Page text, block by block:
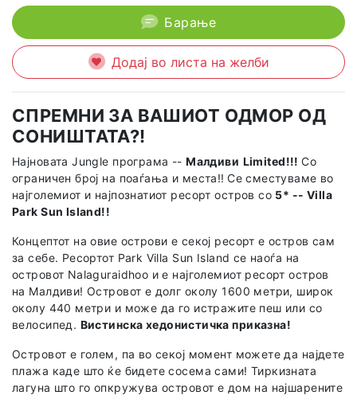
Барање
Додај во листа на желби
СПРЕМНИ ЗА ВАШИОТ ОДМОР ОД
СОНИШТАТА?!
Најновата Jungle програма --Малдиви Limited!!!Со
ограничен број на поаѓања и места!! Се сместуваме во
најголемиот и најпознатиот ресорт остров со 5* -- Villa
Park Sun Island!!
Концептот на овие острови е секој ресорт е остров сам
за себе. Ресортот Park Villa Sun Island се наоѓа на
островот Nalaguraidhoo и е најголемиот ресорт остров
на Малдиви! Островот е долг околу 1600 метри, широк
околу 440 метри и може да го истражите пеш или со
велосипед. Вистинска хедонистичка приказна!
Островот е голем, па во секој момент можете да најдете
плажа каде што ќе бидете сосема сами! Тиркизната
лагуна што го опкружува островот е дом на најшарените